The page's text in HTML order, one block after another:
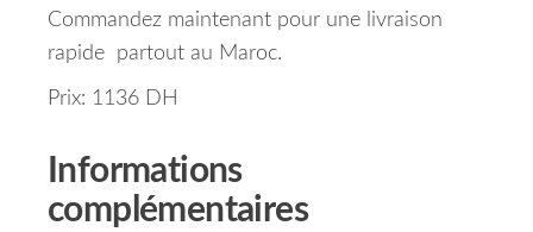
Commandez maintenant pour une livraison
rapide partout au Maroc.
Prix: 1136 DH
Informations
complémentaires